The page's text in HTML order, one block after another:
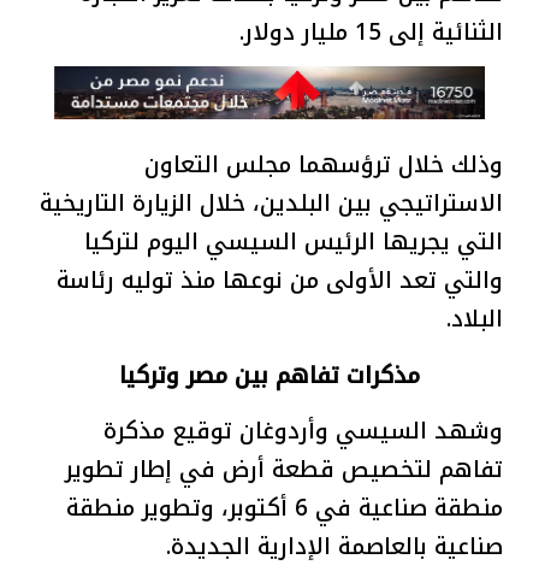
الثنائية إلى 15 مليار دولار.
وذلك خلال ترؤسهما مجلس التعاون
الاستراتيجي بين البلدين، خلال الزيارة التاريخية
التي يجريها الرئيس السيسي اليوم لتركيا
والتي تعد الأولى من نوعها منذ توليه رئاسة
البلاد.
مذكرات تفاهم بين مصر وتركيا
وشهد السيسي وأردوغان توقيع مذكرة
تفاهم لتخصيص قطعة أرض في إطار تطوير
منطقة صناعية في 6 أكتوبر، وتطوير منطقة
صناعية بالعاصمة الإدارية الجديدة.